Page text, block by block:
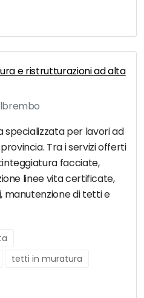
e ristrutturazioni ad alta
specializzata per lavori ad
Tra i servizi offerti
facciate,
linee vita certificate,
manutenzione di tetti e
tetti in muratura